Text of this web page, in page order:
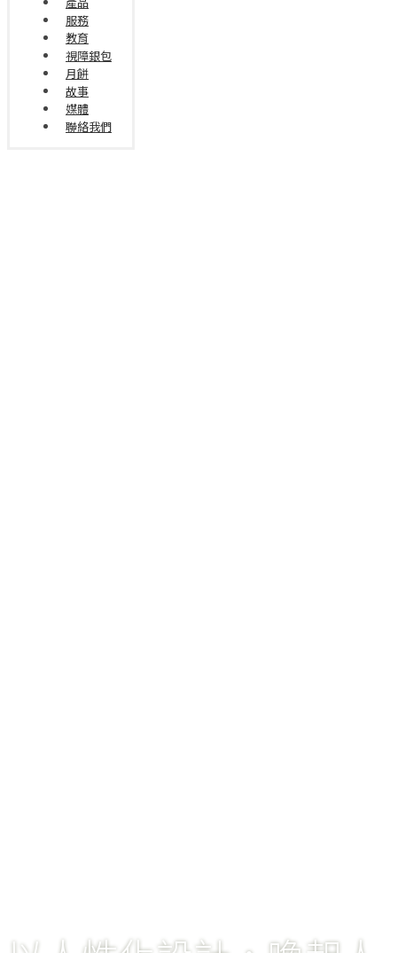
服務
教育
視障銀包
月餅
故事
媒體
聯絡我們